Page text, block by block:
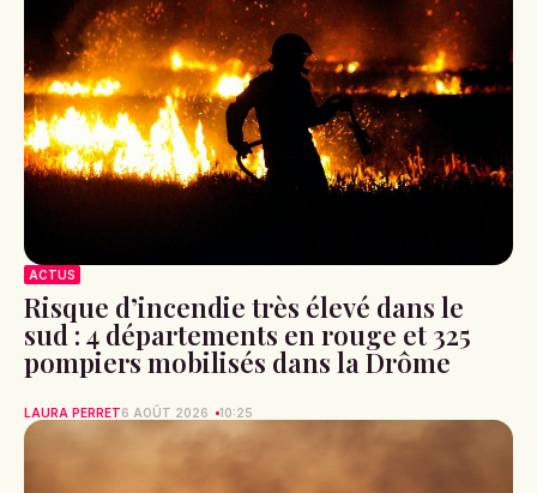
ACTUS
Risque d’incendie très élevé dans le
sud : 4 départements en rouge et 325
pompiers mobilisés dans la Drôme
LAURA PERRET6 AOÛT 2026 10:25